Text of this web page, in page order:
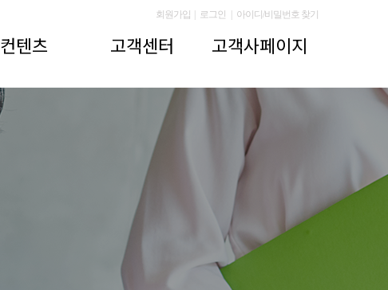
회원가입 로그인 아이디/비밀번호 찾기
컨텐츠 고객센터 고객사페이지